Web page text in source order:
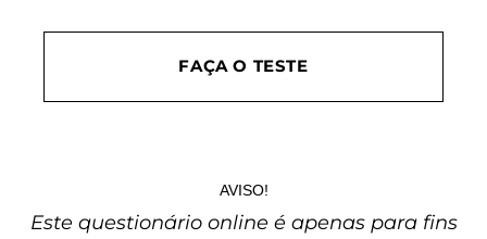
FAÇA O TESTE
AVISO!
Este questionário online é apenas para fins